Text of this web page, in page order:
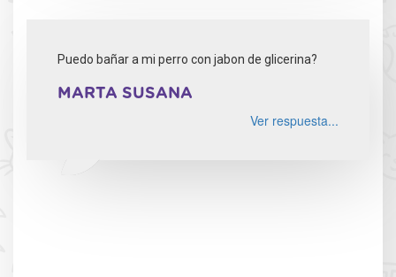
Puedo bañar a mi perro con jabon de glicerina?
MARTA SUSANA
Ver respuesta...